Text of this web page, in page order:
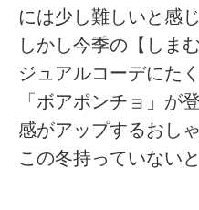
には少し難しいと感
しかし今季の【しま
ジュアルコーデにた
「ボアポンチョ」が
感がアップするおし
この冬持っていない